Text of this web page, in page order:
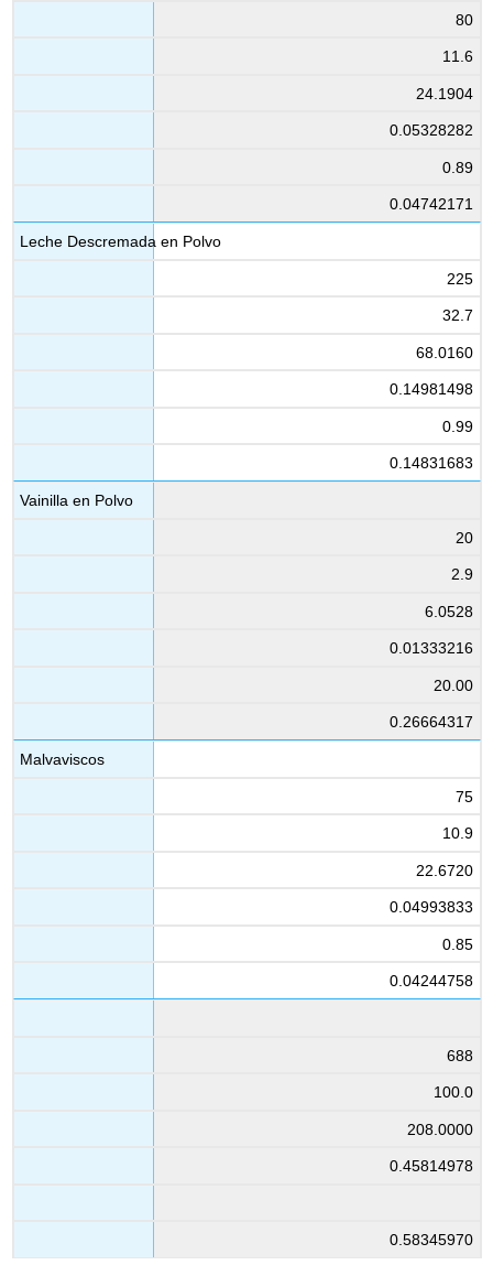
80
11.6
24.1904
0.05328282
0.89
0.04742171
Leche Descremada en Polvo
225
32.7
68.0160
0.14981498
0.99
0.14831683
Vainilla en Polvo
20
2.9
6.0528
0.01333216
20.00
0.26664317
Malvaviscos
75
10.9
22.6720
0.04993833
0.85
0.04244758
688
100.0
208.0000
0.45814978
0.58345970